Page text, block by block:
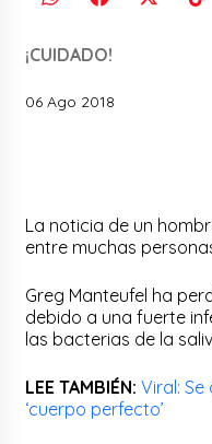
¡CUIDADO!
06 Ago 2018
La noticia de un
entre muchas
Greg Manteufel ha
debido a una fuerte
las bacterias de la
LEE TAMBIÉN: Viral:
‘cuerpo perfecto’